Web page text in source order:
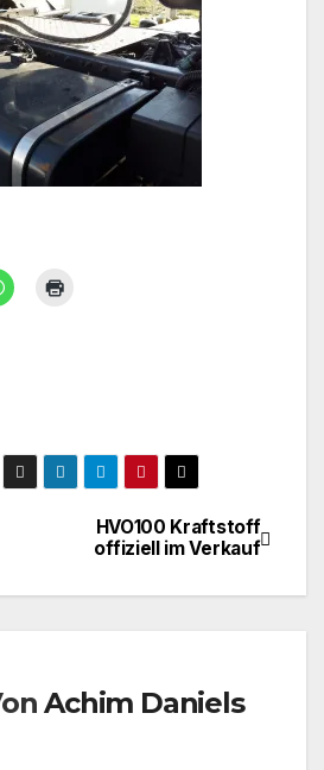
HVO100 Kraftstoff
offiziell im Verkauf
Achim Daniels